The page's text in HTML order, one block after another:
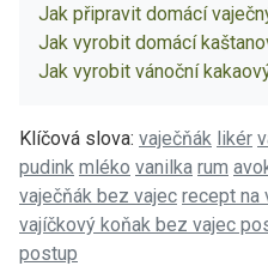
Jak připravit domácí
Jak vyrobit domácí
Jak vyrobit vánoční
Klíčová slova: vaječňák likér
pudink mléko vanilka rum
vaječňák bez vajec recept na
vajíčkový koňak bez vajec
postup